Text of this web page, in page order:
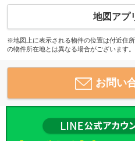
地図アプ
※地図上に表示される物件の位置は付近住
の物件所在地とは異なる場合がございます。
お問い